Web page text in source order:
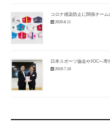
コロナ感染防止に関係チー
2020.6.11
日本スポーツ協会やJOCへ寄
2019.7.10